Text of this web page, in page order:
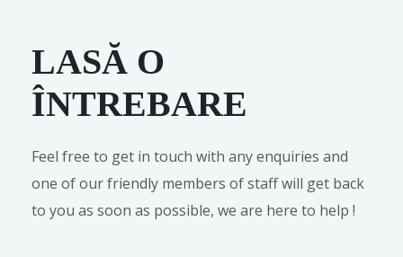
LASĂ O
ÎNTREBARE
Feel free to get in touch with any enquiries and
one of our friendly members of staff will get back
to you as soon as possible, we are here to help !